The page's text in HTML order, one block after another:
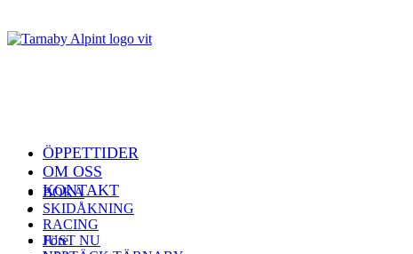
BOKA
SKIDÅKNING
RACING
JUST NU
ÖPPETTIDER
OM OSS
KONTAKT
Före